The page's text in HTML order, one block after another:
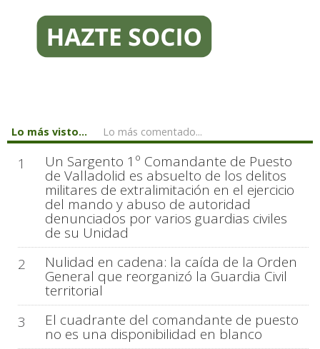
Lo más visto... Lo más comentado...
1 Un Sargento 1º Comandante de Puesto
de Valladolid es absuelto de los delitos
militares de extralimitación en el ejercicio
del mando y abuso de autoridad
denunciados por varios guardias civiles
de su Unidad
2
Nulidad en cadena: la caída de la Orden
General que reorganizó la Guardia Civil
territorial
3
El cuadrante del comandante de puesto
no es una disponibilidad en blanco